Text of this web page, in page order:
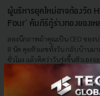
ผู้บริหารยุคใหม่อาจต้องวัด
Four' คัมภีร์กู้ร่างทองของเ
ลองนึกภาพถ้าคุณเป็น CEO ขอ
8 นัด คุยตัวเลขทั้งวัน กลับบ้านม
ชั่วโมง แล้วคิดว่าวันรุ่งขึ้นตัวเองจะ
| By